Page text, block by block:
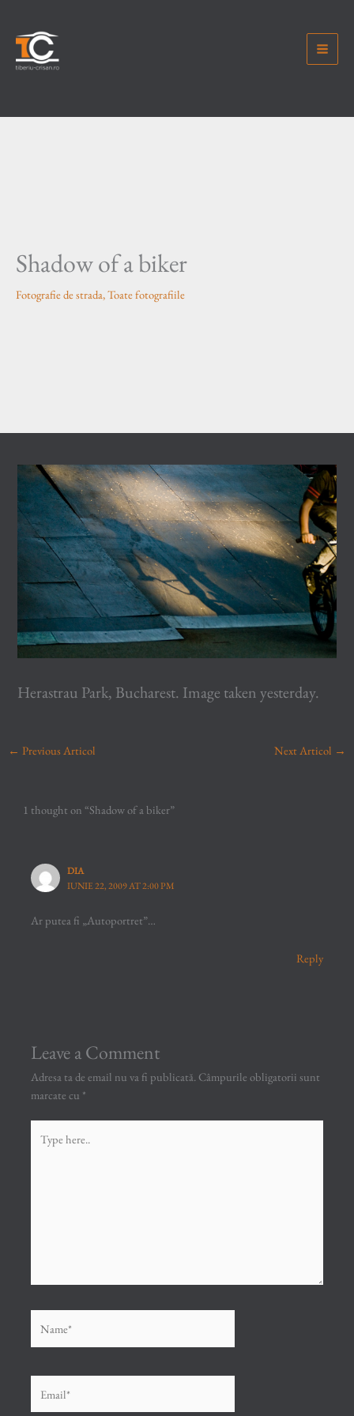
content
Shadow of a biker
Fotografie de strada,Toate fotografiile
Herastrau Park, Bucharest. Image taken yesterday.
← Previous Articol Next Articol →
1 thought on “Shadow of a biker”
DIA
IUNIE 22, 2009 AT 2:00 PM
Ar putea fi „Autoportret”…
Reply
Leave a Comment
Adresa ta de email nu va fi publicată. Câmpurile obligatorii sunt
marcate cu *
here..